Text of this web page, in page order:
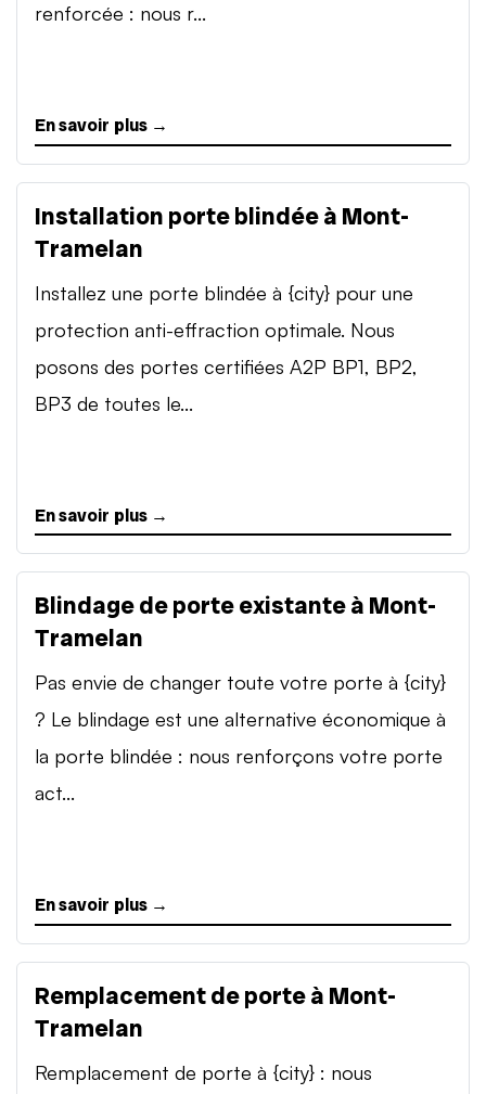
renforcée : nous r...
En savoir plus →
Installation porte blindée à Mont-
Tramelan
Installez une porte blindée à {city} pour une
protection anti-effraction optimale. Nous
posons des portes certifiées A2P BP1, BP2,
BP3 de toutes le...
En savoir plus →
Blindage de porte existante à Mont-
Tramelan
Pas envie de changer toute votre porte à {city}
? Le blindage est une alternative économique à
la porte blindée : nous renforçons votre porte
act...
En savoir plus →
Remplacement de porte à Mont-
Tramelan
Remplacement de porte à {city} : nous